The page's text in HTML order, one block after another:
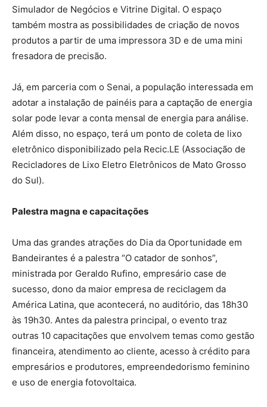
Simulador de Negócios e Vitrine Digital. O espaço
também mostra as possibilidades de criação de novos
produtos a partir de uma impressora 3D e de uma mini
fresadora de precisão.
Já, em parceria com o Senai, a população interessada em
adotar a instalação de painéis para a captação de energia
solar pode levar a conta mensal de energia para análise.
Além disso, no espaço, terá um ponto de coleta de lixo
eletrônico disponibilizado pela Recic.LE (Associação de
Recicladores de Lixo Eletro Eletrônicos de Mato Grosso
do Sul).
Palestra magna e capacitações
Uma das grandes atrações do Dia da Oportunidade em
Bandeirantes é a palestra “O catador de sonhos”,
ministrada por Geraldo Rufino, empresário case de
sucesso, dono da maior empresa de reciclagem da
América Latina, que acontecerá, no auditório, das 18h30
às 19h30. Antes da palestra principal, o evento traz
outras 10 capacitações que envolvem temas como gestão
financeira, atendimento ao cliente, acesso à crédito para
empresários e produtores, empreendedorismo feminino
e uso de energia fotovoltaica.